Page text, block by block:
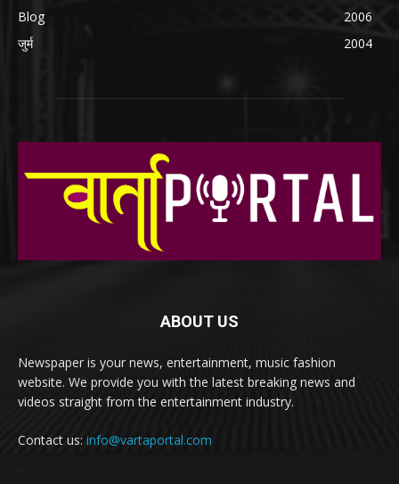
Blog
2006
जुर्म
2004
ABOUT US
Newspaper is your news, entertainment, music fashion
website. We provide you with the latest breaking news and
videos straight from the entertainment industry.
Contact us: info@vartaportal.com